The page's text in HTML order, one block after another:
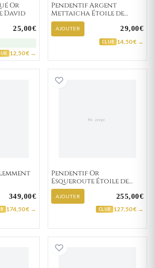
Or
David
25,00€
12,50 € →
Pendentif Argent
Mettaicha Étoile de
David
AJOUTER 29,00€
CLUB 14,50 € →
Or Clemment Étoile de David
349,00€
174,50 € →
Pendentif Or
Esqueroute Étoile de
David
AJOUTER 255,00€
CLUB 127,50 € →
Argent Sandie Étoile de David